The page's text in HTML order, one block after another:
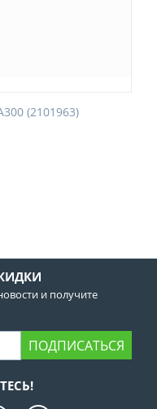
(2101963)
и получите
ПОДПИСАТЬСЯ